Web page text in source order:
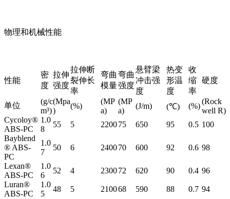
物理和机械性能
性能
密
度
拉伸
强度
拉伸断
裂伸长
率
弯曲
模量
弯曲
强度
悬臂梁
冲击强
度
热变
形温
度
收
缩
率
硬度
单位
(g/c
m³)
(Mpa
)
(%)
(MP
a)
(MP
a)
(J/m) (℃) (%)
(Rock
well R)
Cycoloy®
ABS-PC
1.0
8
55 5 220075 650 95 0.5 100
Bayblend
® ABS-
PC
1.0
7
50 6 240070 600 92 0.6 98
Lexan®
ABS-PC
1.0
6
52 4 230072 620 90 0.4 96
Luran®
ABS-PC
1.0
5
48 5 210068 590 88 0.7 94